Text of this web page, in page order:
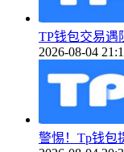
TP钱包交易遇
2026-08-04
警惕！Tp钱包